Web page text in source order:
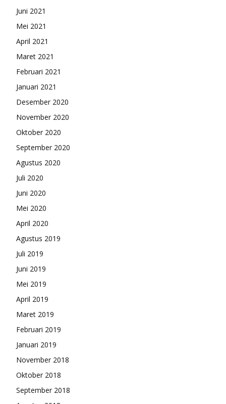
Juni 2021
Mei 2021
April 2021
Maret 2021
Februari 2021
Januari 2021
Desember 2020
November 2020
Oktober 2020
September 2020
Agustus 2020
Juli 2020
Juni 2020
Mei 2020
April 2020
Agustus 2019
Juli 2019
Juni 2019
Mei 2019
April 2019
Maret 2019
Februari 2019
Januari 2019
November 2018
Oktober 2018
September 2018